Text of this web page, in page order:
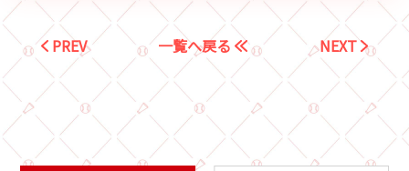
PREV 一覧へ戻る NEXT